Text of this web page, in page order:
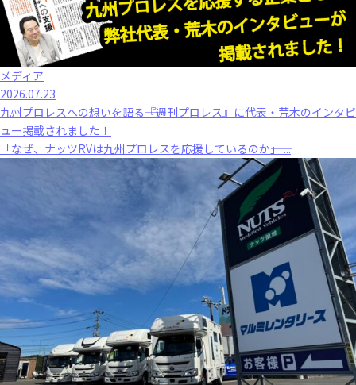
メディア
2026.07.23
九州プロレスへの想いを語る――『週刊プロレス』に代表・荒木のインタビ
ュー掲載されました！
「なぜ、ナッツRVは九州プロレスを応援しているのか――」 ...